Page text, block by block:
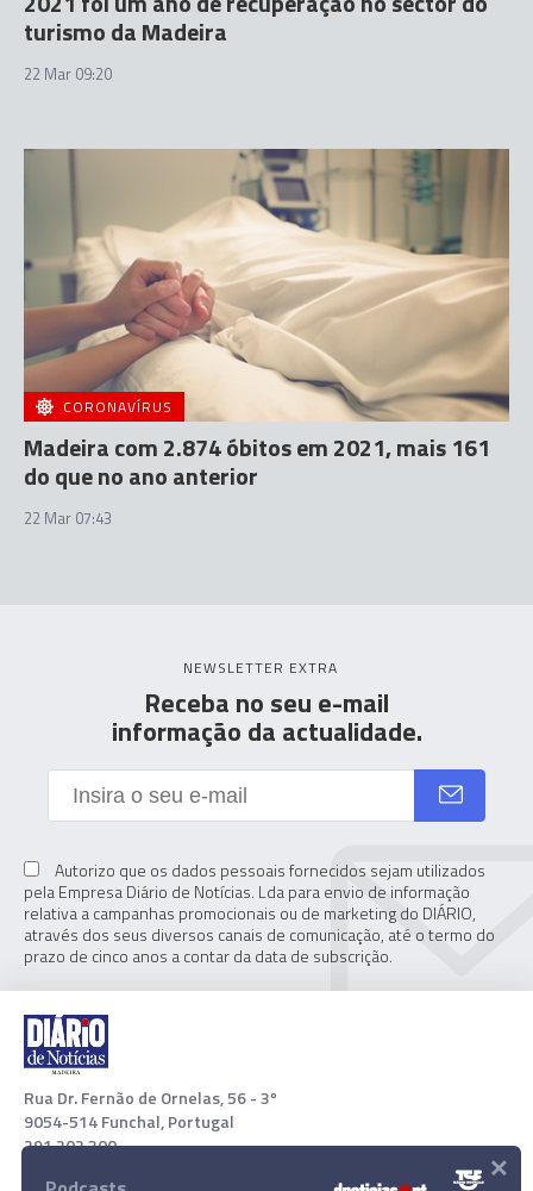
turismo da Madeira
22 Mar 09:20
CORONAVÍRUS
Madeira com 2.874 óbitos em 2021, mais 161
do que no ano anterior
22 Mar 07:43
NEWSLETTER EXTRA
Receba no seu e-mail
informação da actualidade.
Autorizo que os dados pessoais fornecidos sejam utilizados
pela Empresa Diário de Notícias. Lda para envio de informação
relativa a campanhas promocionais ou de marketing do DIÁRIO,
através dos seus diversos canais de comunicação, até o termo do
prazo de cinco anos a contar da data de subscrição.
Rua Dr. Fernão de Ornelas, 56 - 3º
9054-514 Funchal, Portugal
291 202 300
×